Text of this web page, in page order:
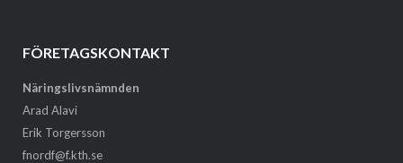
FÖRETAGSKONTAKT
Näringslivsnämnden
Arad Alavi
Erik Torgersson
fnordf@f.kth.se